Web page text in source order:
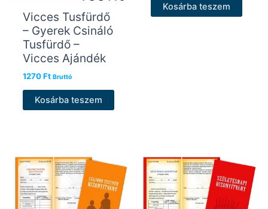
Vicces Tusfürdő
– Gyerek Csináló
Tusfürdő –
Vicces Ajándék
1270Ft Bruttó
Kosárba teszem
Kosárba teszem